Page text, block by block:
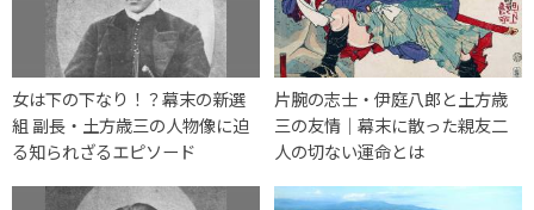
女は下の下なり！？幕末の新選
組 副長・土方歳三の人物像に迫
る知られざるエピソード
片腕の志士・伊庭八郎と土方歳
三の友情｜幕末に散った親友二
人の切ない運命とは